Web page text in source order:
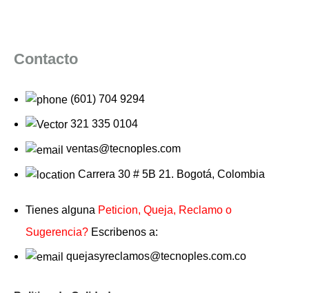
Contacto
(601) 704 9294
321 335 0104
ventas@tecnoples.com
Carrera 30 # 5B 21. Bogotá, Colombia
Tienes alguna Peticion, Queja, Reclamo o
Sugerencia? Escribenos a:
quejasyreclamos@tecnoples.com.co